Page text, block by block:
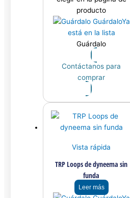
producto
GuárdaloYa
está en la lista
Guárdalo
Contáctanos para
comprar
Vista rápida
TRP Loops de dyneema sin
funda
Leer más